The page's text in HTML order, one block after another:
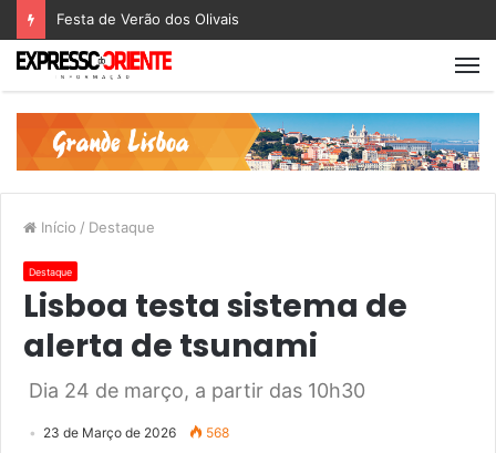
Festa de Verão dos Olivais
Início / Destaque
Destaque
Lisboa testa sistema de
alerta de tsunami
Dia 24 de março, a partir das 10h30
23 de Março de 2026 568